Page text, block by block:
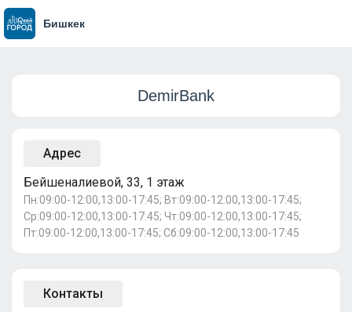
Бишкек
DemirBank
Адрес
Бейшеналиевой, 33, 1 этаж
Пн:09:00-12:00,13:00-17:45; Вт:09:00-12:00,13:00-17:45;
Ср:09:00-12:00,13:00-17:45; Чт:09:00-12:00,13:00-17:45;
Пт:09:00-12:00,13:00-17:45; Сб:09:00-12:00,13:00-17:45
Контакты